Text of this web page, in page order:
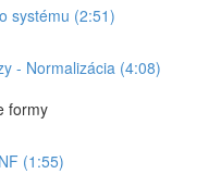
systému (2:51)
- Normalizácia (4:08)
formy
(1:55)